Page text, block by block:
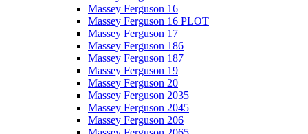
Massey Ferguson 16
Massey Ferguson 16 PLOT
Massey Ferguson 17
Massey Ferguson 186
Massey Ferguson 187
Massey Ferguson 19
Massey Ferguson 20
Massey Ferguson 2035
Massey Ferguson 2045
Massey Ferguson 206